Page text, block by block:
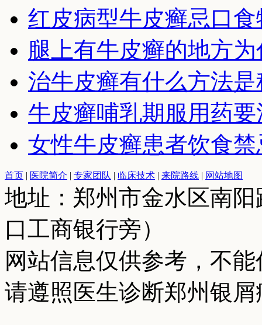
红皮病型牛皮癣忌口
腿上有牛皮癣的地方
治牛皮癣有什么方法
牛皮癣哺乳期服用药
女性牛皮癣患者饮食禁
首页 | 医院简介 | 专家团队 | 临床技术 | 来院路线 | 网站地图
地址：郑州市金水区南
口工商银行旁）
网站信息仅供参考，不
请遵照医生诊断郑州银